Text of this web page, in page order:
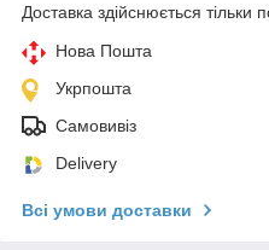
Доставка здійснюється тільки
Нова Пошта
Укрпошта
Самовивіз
Delivery
Всі умови доставки